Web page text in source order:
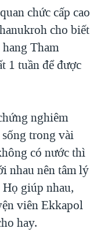
chức cấp cao
cho biết
Tham
1 tuần để được
nghiêm
trong vài
có nước thì
nhau nên tâm lý
giúp nhau,
viên Ekkapol
hay.